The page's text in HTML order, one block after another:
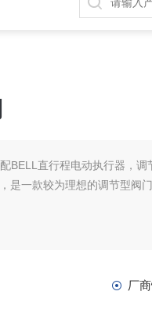
BELL直行程电动执行器，
是一款较为理想的调节型阀门
厂